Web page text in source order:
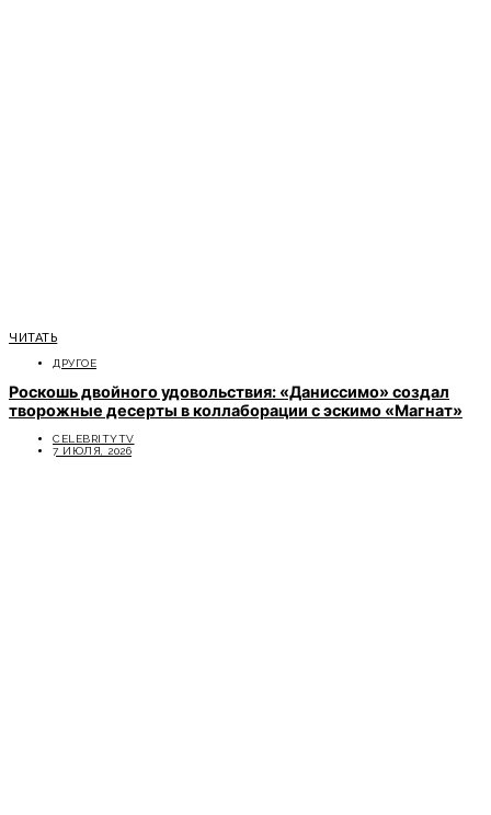
ЧИТАТЬ
ДРУГОЕ
Роскошь двойного удовольствия: «Даниссимо» создал
творожные десерты в коллаборации с эскимо «Магнат»
CELEBRITYTV
7 ИЮЛЯ, 2026